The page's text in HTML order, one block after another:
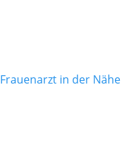
Frauenarzt in der Nähe